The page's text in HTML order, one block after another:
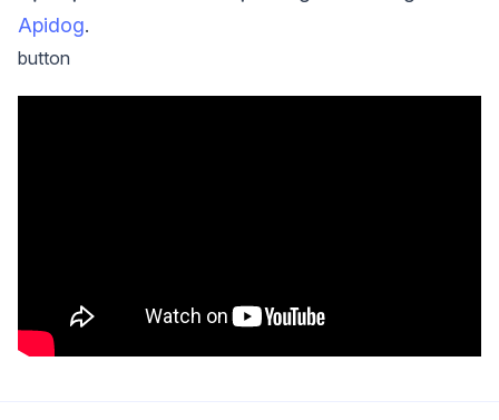
Apidog.
button